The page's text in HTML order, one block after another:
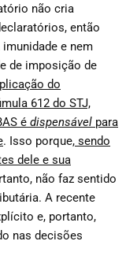
não cria
então
e nem
de imposição de
do
612 do STJ,
é dispensável para
. Isso porque, sendo
dele e sua
não faz sentido
A recente
e, portanto,
nas decisões